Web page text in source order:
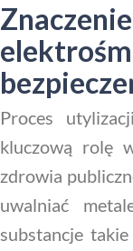
Proces
kluczową rolę
zdrowia
uwalniać
substancje